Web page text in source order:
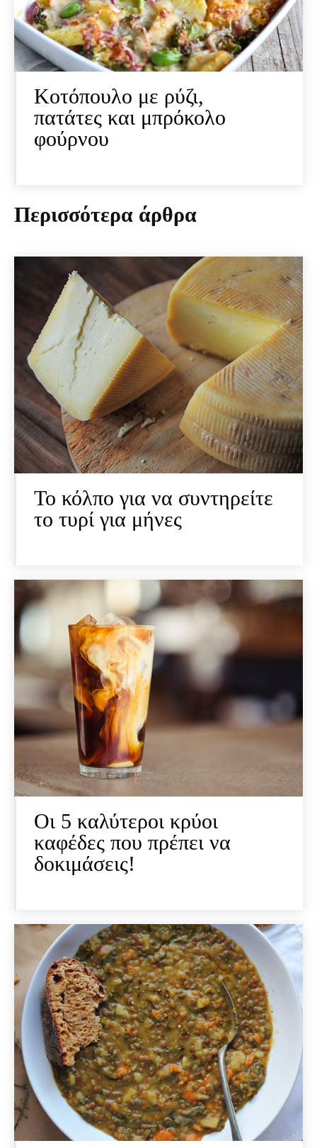
Κοτόπουλο με ρύζι,
πατάτες και μπρόκολο
φούρνου
Περισσότερα άρθρα
Το κόλπο για να συντηρείτε
το τυρί για μήνες
Οι 5 καλύτεροι κρύοι
καφέδες που πρέπει να
δοκιμάσεις!